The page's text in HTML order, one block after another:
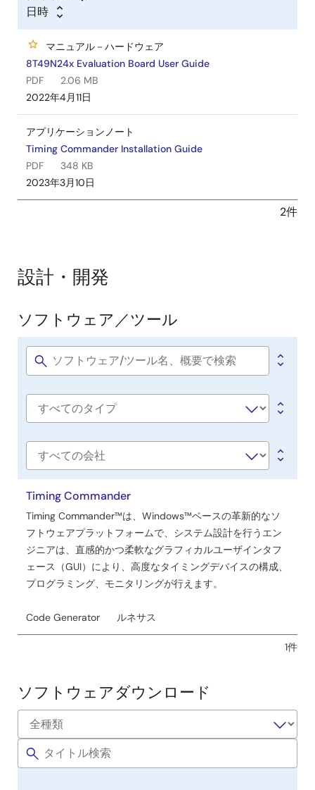
日時
マニュアル－ハードウェア
8T49N24x Evaluation Board User Guide
PDF
2.06 MB
2022年4月11日
アプリケーションノート
Timing Commander Installation Guide
PDF
348 KB
2023年3月10日
2件
設計・開発
ソ
フ
ト
ウ
ア
／
ツ
ー
ル
ソフトウェア／ツール
Software
Software
社
名
Timing Commander
Timing Commander™は、Windows™ベースの革新的なソ
フトウェアプラットフォームで、システム設計を行うエン
ジニアは、直感的かつ柔軟なグラフィカルユーザインタフ
ェース（GUI）により、高度なタイミングデバイスの構成、
プログラミング、モニタリングが行えます。
Code Generator ルネサス
1件
ソフトウェアダウンロード